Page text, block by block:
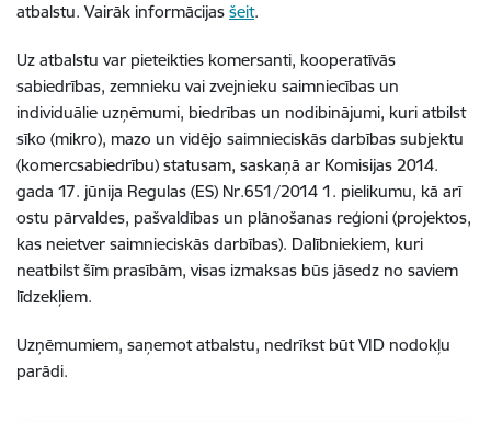
atbalstu. Vairāk informācijas šeit.
Uz atbalstu var pieteikties komersanti, kooperatīvās
sabiedrības, zemnieku vai zvejnieku saimniecības un
individuālie uzņēmumi, biedrības un nodibinājumi, kuri atbilst
sīko (mikro), mazo un vidējo saimnieciskās darbības subjektu
(komercsabiedrību) statusam, saskaņā ar Komisijas 2014.
gada 17. jūnija Regulas (ES) Nr.651/2014 1. pielikumu, kā arī
ostu pārvaldes, pašvaldības un plānošanas reģioni (projektos,
kas neietver saimnieciskās darbības). Dalībniekiem, kuri
neatbilst šīm prasībām, visas izmaksas būs jāsedz no saviem
līdzekļiem.
Uzņēmumiem, saņemot atbalstu, nedrīkst būt VID nodokļu
parādi.